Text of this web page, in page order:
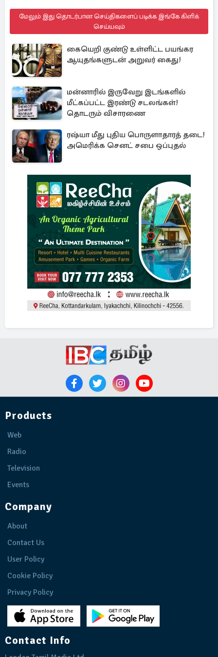
மேலும் இது தொடர்பான செய்திகளைப் படிக்க இங்கே கிளிக்
செய்யவும்
கையெறி குண்டு உள்ளிட்ட பயங்கர
ஆயுதங்களுடன் அறுவர் கைது!
மன்னாரில் இருவேறு இடங்களில்
மீட்கப்பட்ட இரண்டு சடலங்கள்!
தொடரும் விசாரணை
ரஷ்யா மீது புதிய பொருளாதாரத் தடை!
அமெரிக்க செனட் சபை ஒப்புதல்
Products
Web
Radio
Television
Events
Company
About
Contact Us
User Policy
Cookie Policy
Privacy Policy
Contact Info